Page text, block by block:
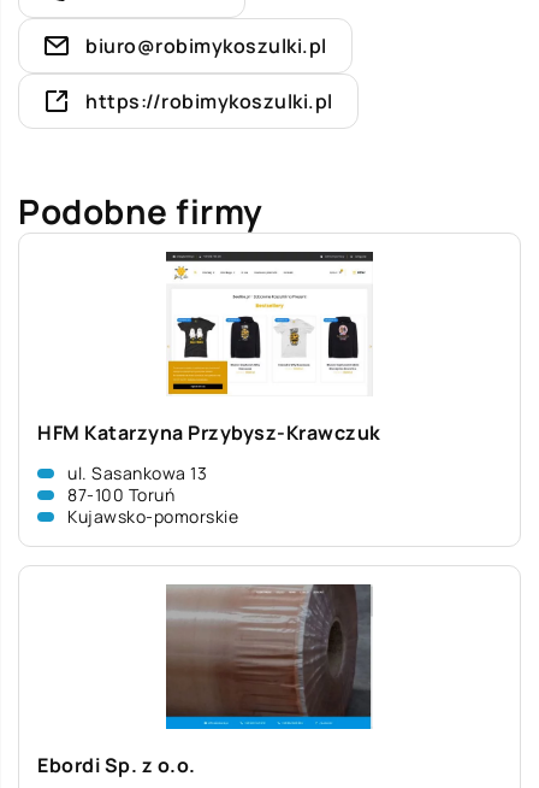
biuro@robimykoszulki.pl
https://robimykoszulki.pl
Podobne firmy
HFM Katarzyna Przybysz-Krawczuk
ul. Sasankowa 13
87-100 Toruń
Kujawsko-pomorskie
Ebordi Sp. z o.o.